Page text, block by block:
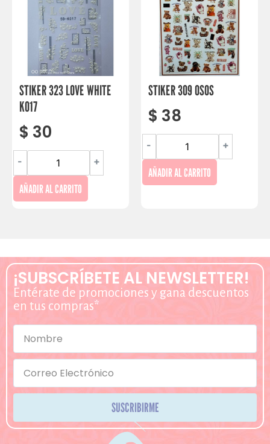
STIKER 323 LOVE WHITE
K017
$ 30
- +
AÑADIR AL CARRITO
STIKER 309 OSOS
$ 38
- +
AÑADIR AL CARRITO
¡SUBSCRÍBETE AL NEWSLETTER!
Entérate de promociones y gana descuentos
en tus compras*
SUSCRIBIRME